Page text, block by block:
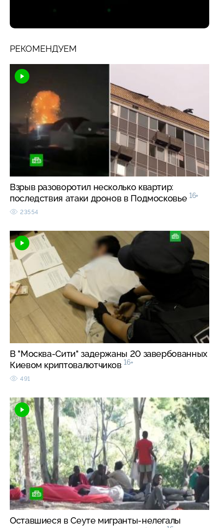
РЕКОМЕНДУЕМ
Взрыв разоворотил несколько квартир:
последствия атаки дронов в Подмосковье 16+
23554
В "Москва-Сити" задержаны 20 завербованных
Киевом криптовалютчиков 16+
491
Оставшиеся в Сеуте мигранты-нелегалы